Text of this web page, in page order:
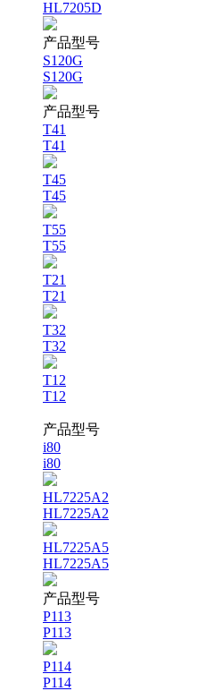
HL7205D
产品型号
S120G
S120G
产品型号
T41
T41
T45
T45
T55
T55
T21
T21
T32
T32
T12
T12
产品型号
i80
i80
HL7225A2
HL7225A2
HL7225A5
HL7225A5
产品型号
P113
P113
P114
P114